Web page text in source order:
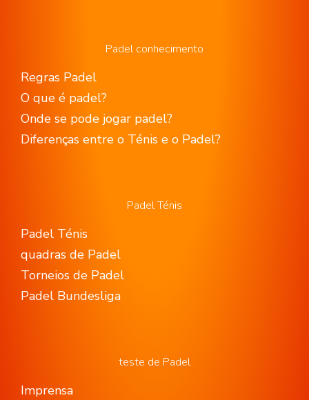
Padel conhecimento
Regras Padel
O que é padel?
Onde se pode jogar padel?
Diferenças entre o Ténis e o Padel?
Padel Ténis
Padel Ténis
quadras de Padel
Torneios de Padel
Padel Bundesliga
teste de Padel
Imprensa